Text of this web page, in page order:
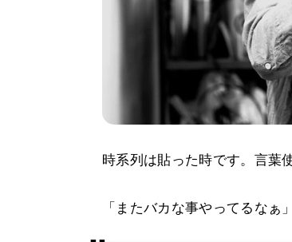
時系列は貼った時です。言葉
「またバカな事やってるな